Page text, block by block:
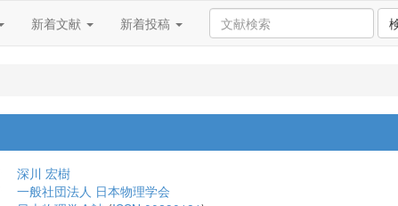
新着文献 新着投稿
深川 宏樹
一般社団法人 日本物理学会